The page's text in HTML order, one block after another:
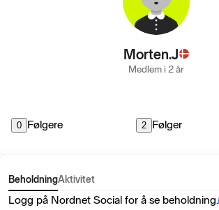
Morten.J
Medlem i 2 år
0 Følgere 2 Følger
BeholdningAktivitet
Logg på Nordnet Social for å se beholdning.